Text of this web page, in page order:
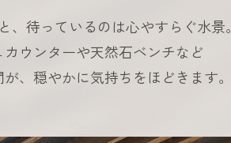
待っているのは心やすらぐ水景。
ウンターや天然石ベンチなど
、穏やかに気持ちをほどきます。